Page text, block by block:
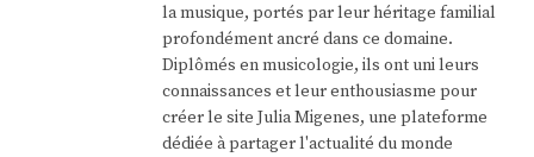
la musique, portés par leur héritage familial
profondément ancré dans ce domaine.
Diplômés en musicologie, ils ont uni leurs
connaissances et leur enthousiasme pour
créer le site Julia Migenes, une plateforme
dédiée à partager l'actualité du monde